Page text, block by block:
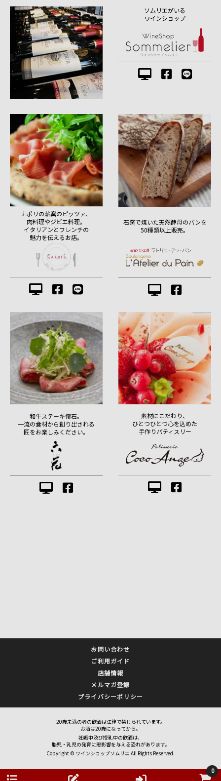
0
ソムリエがいる
ワインショップ
ナポリの薪窯のピッツァ、
肉料理やジビエ料理。
イタリアンとフレンチの
魅力を伝えるお店。
石窯で焼いた天然酵母のパンを
50種類以上販売。
和牛ステーキ懐石。
一流の食材から創り出される
匠をお楽しみください。
素材にこだわり、
ひとつひとつ心を込めた
手作りパティスリー
お問い合わせ
ご利用ガイド
店舗情報
メルマガ登録
プライバシーポリシー
20歳未満の者の飲酒は法律で禁じられています。
お酒は20歳になってから。
妊娠中及び授乳中の飲酒は、
胎児・乳児の発育に悪影響を与える恐れがあります。
Copyright © ワインショップソムリエ All Rights Reserved.